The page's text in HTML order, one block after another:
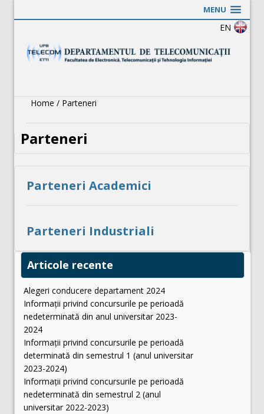
MENU
EN
Home / Parteneri
Parteneri
Parteneri Academici
Parteneri Industriali
Articole recente
Alegeri conducere departament 2024
Informații privind concursurile pe perioadă
nedeterminată din anul universitar 2023-
2024
Informații privind concursurile pe perioadă
determinată din semestrul 1 (anul universitar
2023-2024)
Informații privind concursurile pe perioadă
nedeterminată din semestrul 2 (anul
universitar 2022-2023)